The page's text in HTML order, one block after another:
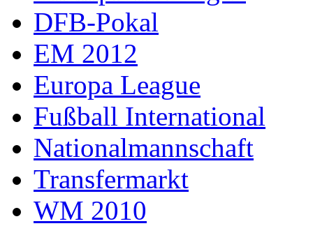
DFB-Pokal
EM 2012
Europa League
Fußball International
Nationalmannschaft
Transfermarkt
WM 2010